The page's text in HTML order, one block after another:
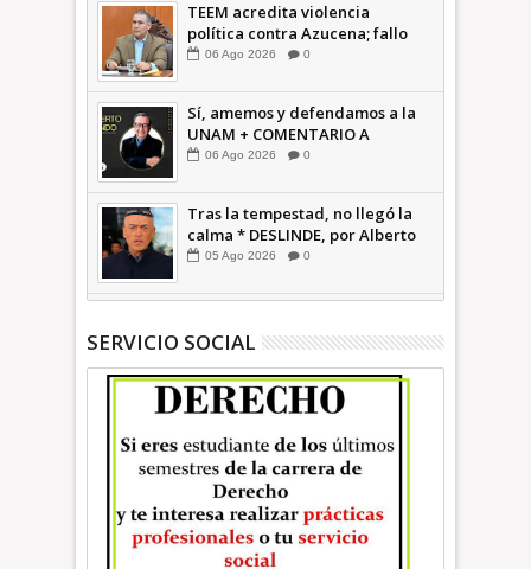
TEEM acredita violencia
política contra Azucena; fallo
confirma guerra sucia: Octavio
06 Ago 2026 0
Sí, amemos y defendamos a la
UNAM + COMENTARIO A
TIEMPO
06 Ago 2026 0
Tras la tempestad, no llegó la
calma * DESLINDE, por Alberto
Witvrun OPINIÓN
05 Ago 2026 0
SERVICIO SOCIAL